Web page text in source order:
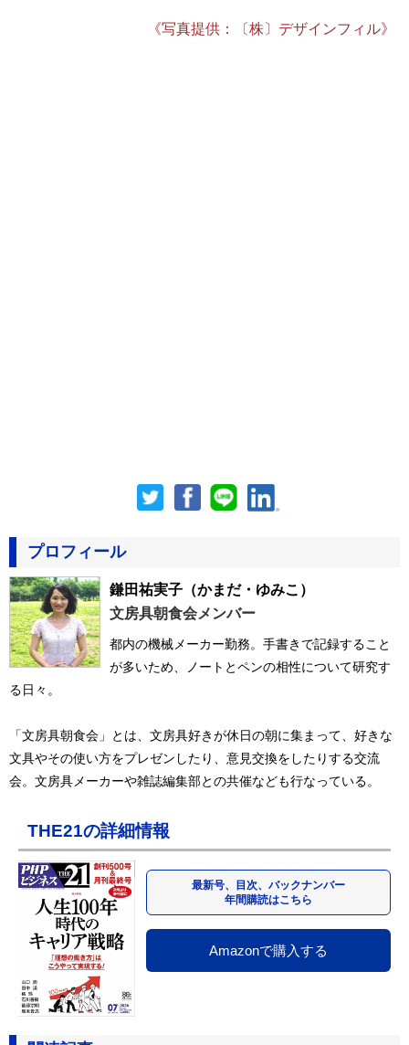
《写真提供：〔株〕デザインフィル》
プロフィール
鎌田祐実子 （かまだ・ゆみこ）
文房具朝食会メンバー
都内の機械メーカー勤務。手書きで記録すること
が多いため、ノートとペンの相性について研究す
る日々。
「文房具朝食会」とは、文房具好きが休日の朝に集まって、好きな
文具やその使い方をプレゼンしたり、意見交換をしたりする交流
会。文房具メーカーや雑誌編集部との共催なども行なっている。
THE21の詳細情報
最新号、目次、バックナンバー
年間購読はこちら
Amazonで購入する